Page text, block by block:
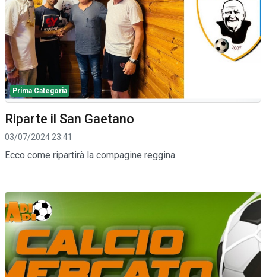
Prima Categoria
Riparte il San Gaetano
03/07/2024 23:41
Ecco come ripartirà la compagine reggina